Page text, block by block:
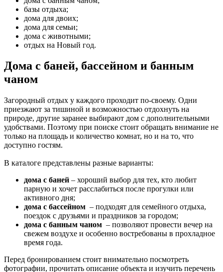
базы отдыха;
дома для двоих;
дома для семьи;
дома с животными;
отдых на Новый год.
Дома с баней, бассейном и банным
чаном
Загородный отдых у каждого проходит по-своему. Одни
приезжают за тишиной и возможностью отдохнуть на
природе, другие заранее выбирают дом с дополнительными
удобствами. Поэтому при поиске стоит обращать внимание не
только на площадь и количество комнат, но и на то, что
доступно гостям.
В каталоге представлены разные варианты:
дома с баней – хороший выбор для тех, кто любит
парную и хочет расслабиться после прогулки или
активного дня;
дома с бассейном – подходят для семейного отдыха,
поездок с друзьями и праздников за городом;
дома с банным чаном – позволяют провести вечер на
свежем воздухе и особенно востребованы в прохладное
время года.
Перед бронированием стоит внимательно посмотреть
фотографии, прочитать описание объекта и изучить перечень